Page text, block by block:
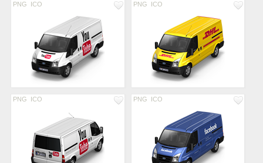
PNG ICO PNG ICO
PNG ICO PNG ICO